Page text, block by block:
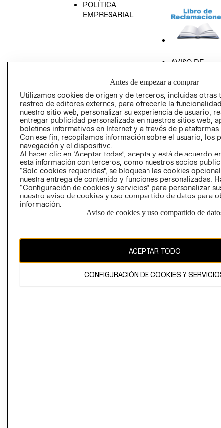
POLÍTICA
EMPRESARIAL
AVISO DE
GIFT CARD
AVISO DE
Perú (S/)
CAMBIAR REGIÓN
propiedad de H&M Hennes & Mauritz AB
Antes de empezar a comprar
Utilizamos cookies de origen y de terceros, incluidas otras
rastreo de editores externos, para ofrecerle la
nuestro sitio web, personalizar su experiencia de usuario,
entregar publicidad personalizada en nuestros sitios web,
boletines informativos en Internet y a través de plataformas
Con ese fin, recopilamos información sobre el usuario, los
navegación y el dispositivo.
Al hacer clic en “Aceptar todas”, acepta y está de acuerdo
esta información con terceros, como nuestros socios
“Solo cookies requeridas”, se bloquean las cookies
nuestra entrega de contenido y funciones personalizadas.
“Configuración de cookies y servicios” para personalizar
nuestro aviso de cookies y uso compartido de datos para
información.
Aviso de cookies y uso compartido de
ACEPTAR TODO
CONFIGURACIÓN DE COOKIES Y